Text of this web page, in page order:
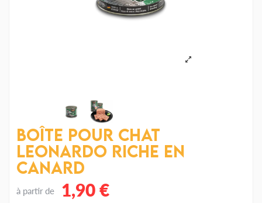
Boîte pour Chat
Leonardo Riche en
Canard
à partir de 1,90 €